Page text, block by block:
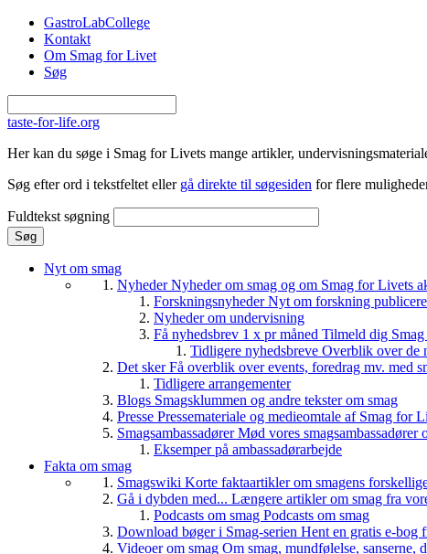
Gå til hovedindhold
GastroLabCollege
Kontakt
Om Smag for Livet
Søg
taste-for-life.org
Her kan du søge i Smag for Livets mange artikler,
Søg efter ord i tekstfeltet eller gå direkte til søgesiden for flere
Fuldtekst søgning
Nyt om smag
NyhederNyheder om smag og om Smag for Livets
ForskningsnyhederNyt om forskning
Nyheder om undervisning
Få nyhedsbrev 1 x pr måned Tilmeld dig
Tidligere nyhedsbreve Overblik over de
Det skerFå overblik over events, foredrag mv. med
Tidligere arrangementer
Blogs Smagsklummen og andre tekster om smag
Presse Pressemateriale og medieomtale af Smag for
SmagsambassadørerMød vores smagsambassadører
Eksemper på ambassadørarbejde
Fakta om smag
Smagswiki Korte faktaartikler om smagens
Gå i dybden med... Længere artikler om smag fra
Podcasts om smag Podcasts om smag
Download bøger i Smag-serien Hent en gratis e-bog
Videoer om smag Om smag, mundfølelse, sanserne,